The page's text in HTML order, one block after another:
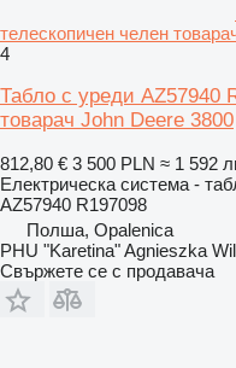
телескопичен челен
4
Табло с уреди AZ57940
товарач John Deere 3800
812,80 € 3 500 PLN ≈ 1 592
Електрическа система -
AZ57940 R197098
Полша, Opalenica
PHU "Karetina" Agnieszka
Свържете се с продавача